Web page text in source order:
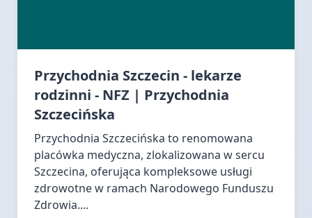
Przychodnia Szczecin - lekarze
rodzinni - NFZ | Przychodnia
Szczecińska
Przychodnia Szczecińska to renomowana
placówka medyczna, zlokalizowana w sercu
Szczecina, oferująca kompleksowe usługi
zdrowotne w ramach Narodowego Funduszu
Zdrowia....